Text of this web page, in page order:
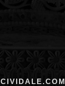
CIVIDALE.COM